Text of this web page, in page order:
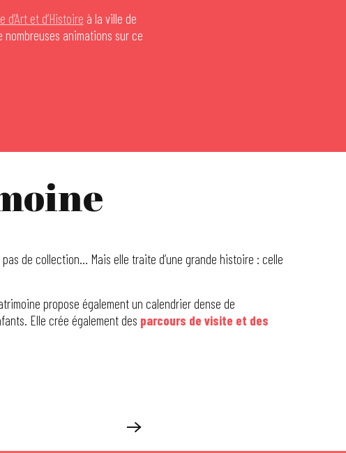
d’Art et d’Histoire à la ville de
nombreuses animations sur ce
de collection… Mais elle traite d’une grande histoire : celle
propose également un calendrier dense de
Elle crée également des parcours de visite et des